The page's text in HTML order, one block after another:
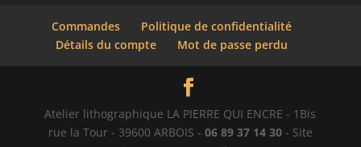
Commandes
Politique de confidentialité
Détails du compte
Mot de passe perdu
Atelier lithographique LA PIERRE QUI ENCRE - 1Bis
rue la Tour - 39600 ARBOIS - 06 89 37 14 30- Site